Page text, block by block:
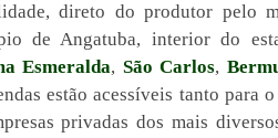
direto do produtor pelo
de Angatuba, interior do
Esmeralda, São Carlos,
estão acessíveis tanto para
privadas dos mais